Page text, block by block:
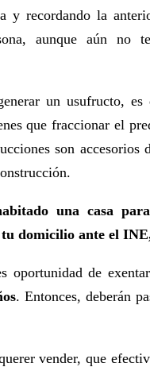
y recordando la
aunque aún no
un usufructo,
que fraccionar el
son
una casa
domicilio ante el
oportunidad de
. Entonces, deberán
vender, que